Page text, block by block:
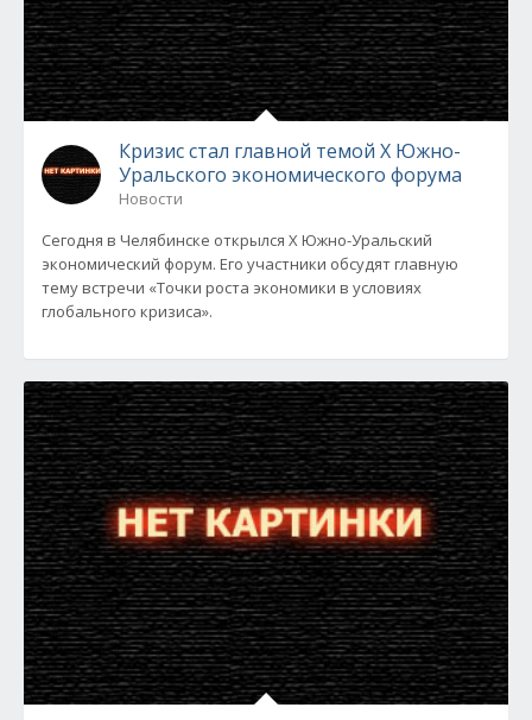
Кризис стал главной темой X Южно-
Уральского экономического форума
Новости
Сегодня в Челябинске открылся X Южно-Уральский
экономический форум. Его участники обсудят главную
тему встречи «Точки роста экономики в условиях
глобального кризиса».